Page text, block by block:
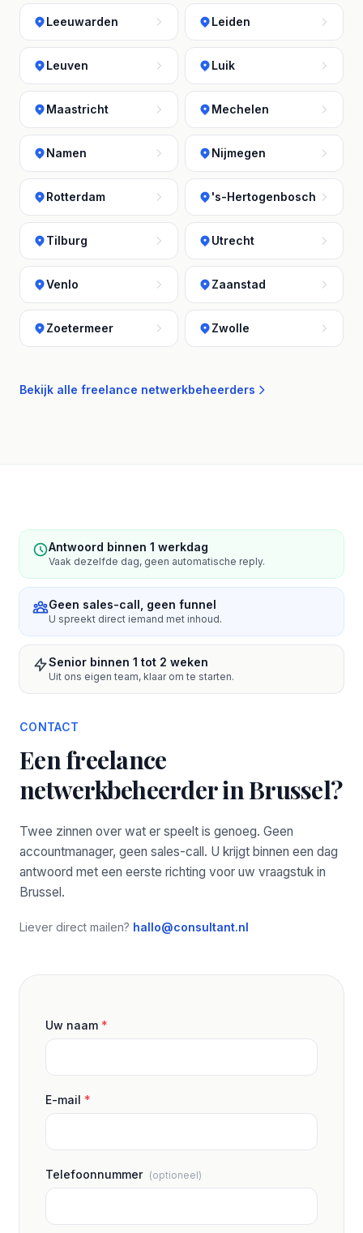
Leeuwarden Leiden
Leuven Luik
Maastricht Mechelen
Namen Nijmegen
Rotterdam 's-Hertogenbosch
Tilburg Utrecht
Venlo Zaanstad
Zoetermeer Zwolle
Bekijk alle freelance netwerkbeheerders
Antwoord binnen 1 werkdag
Vaak dezelfde dag, geen automatische reply.
Geen sales-call, geen funnel
U spreekt direct iemand met inhoud.
Senior binnen 1 tot 2 weken
Uit ons eigen team, klaar om te starten.
CONTACT
Een freelance
netwerkbeheerder in Brussel?
Twee zinnen over wat er speelt is genoeg. Geen
accountmanager, geen sales-call. U krijgt binnen een dag
antwoord met een eerste richting voor uw vraagstuk in
Brussel.
Liever direct mailen? hallo@consultant.nl
Uw naam *
E-mail *
Telefoonnummer (optioneel)